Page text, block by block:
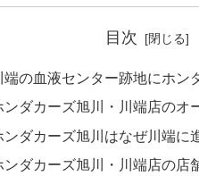
目次
端の血液センター跡地にホン
ンダカーズ旭川・川端店のオ
ンダカーズ旭川はなぜ川端に
ンダカーズ旭川・川端店の店